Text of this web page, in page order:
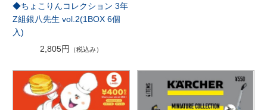
◆ちょこりんコレクション 3年
Z組銀八先生 vol.2(1BOX 6個
入)
2,805円
（税込み）